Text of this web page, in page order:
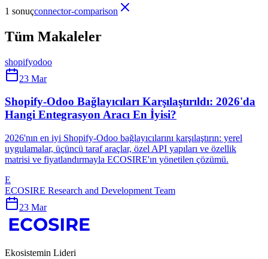
1 sonuçconnector-comparison
Tüm Makaleler
shopifyodoo
23 Mar
Shopify-Odoo Bağlayıcıları Karşılaştırıldı: 2026'da
Hangi Entegrasyon Aracı En İyisi?
2026'nın en iyi Shopify-Odoo bağlayıcılarını karşılaştırın: yerel
uygulamalar, üçüncü taraf araçlar, özel API yapıları ve özellik
matrisi ve fiyatlandırmayla ECOSIRE'ın yönetilen çözümü.
E
ECOSIRE Research and Development Team
23 Mar
Ekosistemin Lideri